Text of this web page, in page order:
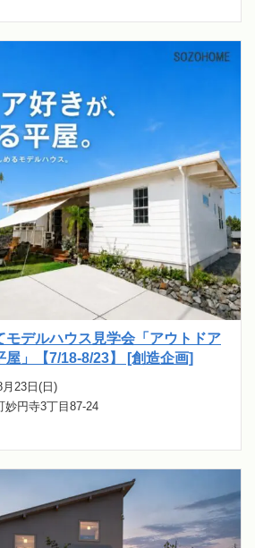
モデルハウス見学会「アウトドア
屋」【7/18-8/23】 [創造企画]
23日(日)
妙円寺3丁目87-24